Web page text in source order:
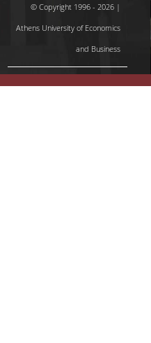
© Copyright 1996 - 2026 |
Athens University of Economics
and Business